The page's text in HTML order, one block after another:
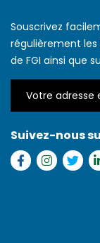
Souscrivez
régulièrement
de FGI ainsi que
Suivez-nous